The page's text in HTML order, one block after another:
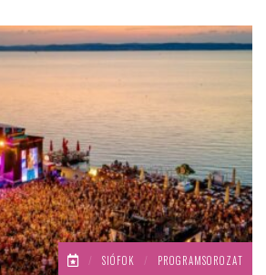
/ SIÓFOK / PROGRAMSOROZAT